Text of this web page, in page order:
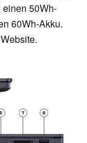
50Wh-
60Wh-Akku.